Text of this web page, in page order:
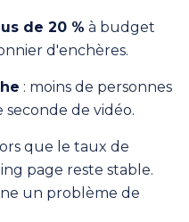
de 20 % à budget
d'enchères.
: moins de personnes
seconde de vidéo.
que le taux de
page reste stable.
un problème de